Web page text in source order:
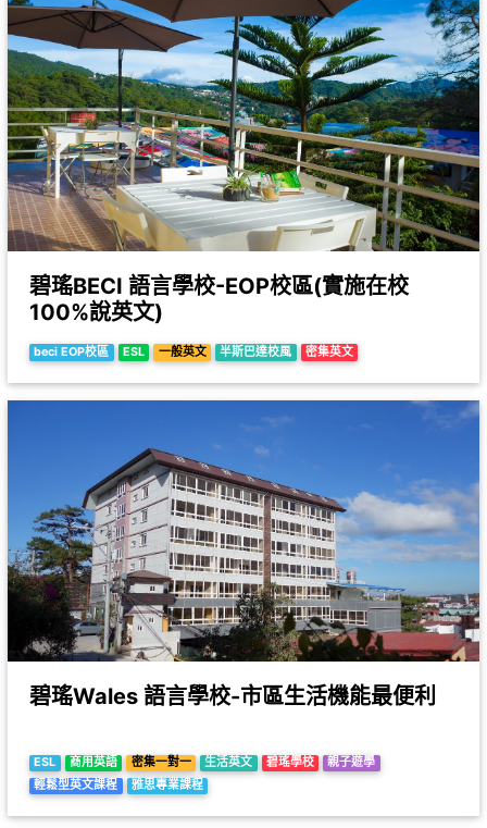
碧瑤BECI 語言學校-EOP校區(實施在校
100%說英文)
beci EOP校區 ESL 一般英文 半斯巴達校風 密集英文
碧瑤Wales 語言學校-市區生活機能最便利
ESL 商用英語 密集一對一 生活英文 碧瑤學校
親子遊學
輕鬆型英文課程
雅思專業課程